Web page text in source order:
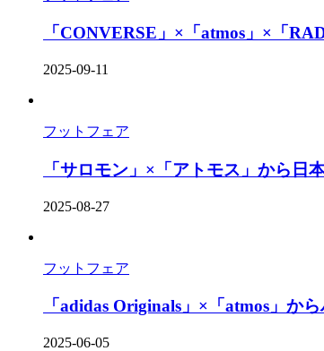
「CONVERSE」×「atmos」×「
2025-09-11
フットフェア
「サロモン」×「アトモス」から日
2025-08-27
フットフェア
「adidas Originals」×「atmos」か
2025-06-05